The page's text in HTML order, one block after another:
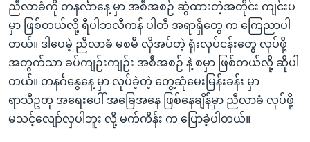
ညီလာခံကို တနင်္လာနေ့ မှာ အစီအစဉ် ဆွဲထားတဲ့အတိုင်း ကျင်းပ
မှာ ဖြစ်တယ်လို့ ရီပါဘလီကန် ပါတီ အရာရှိတွေ က ကြေညာပါ
တယ်။ ဒါပေမဲ့ ညီလာခံ မစမီ လိုအပ်တဲ့ ရုံးလုပ်ငန်းတွေ လုပ်ဖို့
အတွက်သာ ခပ်ကျဉ်းကျဉ်း အစီအစဉ် နဲ့ စမှာ ဖြစ်တယ်လို့ ဆိုပါ
တယ်။ တနင်္ဂနွေနေ့ မှာ လုပ်ခဲ့တဲ့ တွေ့ဆုံမေးမြန်းခန်း မှာ
ရာသီဥတု အရေးပေါ် အခြေအနေ ဖြစ်နေချိန်မှာ ညီလာခံ လုပ်ဖို့
မသင့်လျော်လှပါဘူး လို့ မက်ကိန်း က ပြောခဲ့ပါတယ်။